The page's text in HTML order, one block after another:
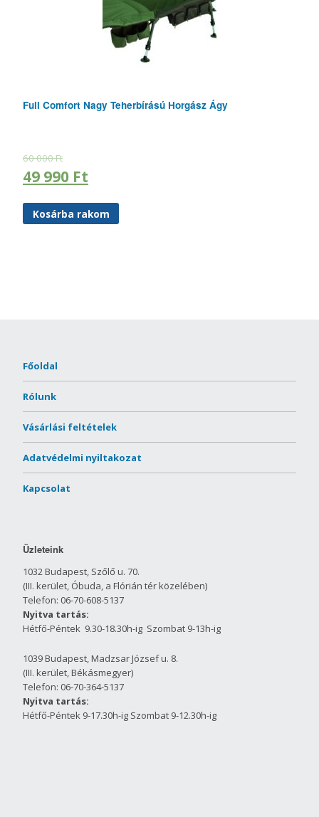
Full Comfort Nagy Teherbírású Horgász Ágy
60 000Ft
49 990 Ft
Kosárba rakom
Főoldal
Rólunk
Vásárlási feltételek
Adatvédelmi nyiltakozat
Kapcsolat
Üzleteink
1032 Budapest, Szőlő u. 70.
(III. kerület, Óbuda, a Flórián tér közelében)
Telefon: 06-70-608-5137
Nyitva tartás:
Hétfő-Péntek 9.30-18.30h-ig Szombat 9-13h-ig
1039 Budapest, Madzsar József u. 8.
(III. kerület, Békásmegyer)
Telefon: 06-70-364-5137
Nyitva tartás:
Hétfő-Péntek 9-17.30h-ig Szombat 9-12.30h-ig